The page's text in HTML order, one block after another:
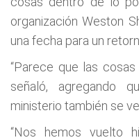
organización Weston
una fecha para un
“Parece que las
señaló, agregando
ministerio también se
“Nos hemos vuelto